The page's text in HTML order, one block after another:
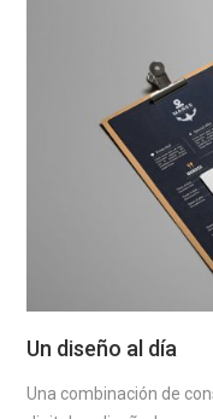
Un diseño al día
Una combinación de